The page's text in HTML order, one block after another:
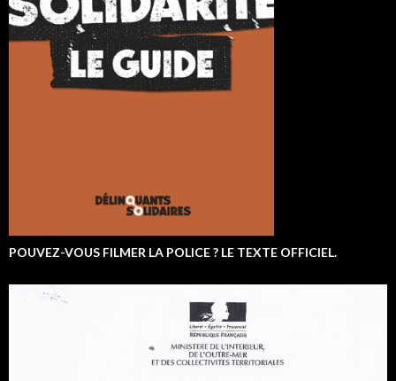
POUVEZ-VOUS FILMER LA POLICE ? LE TEXTE OFFICIEL.